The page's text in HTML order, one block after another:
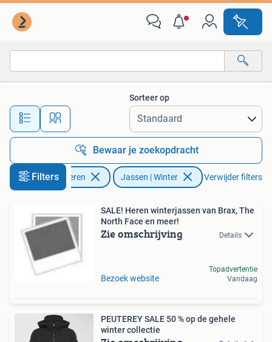
Alle afstanden…
Sorteer op
Bewaar je zoekopdracht
Filters
Kleding | Heren Jassen | Winter Verwijder filters
SALE! Heren winterjassen van Brax, The
North Face en meer!
Zie omschrijving Details
Bezoek website
Topadvertentie
Vandaag
PEUTEREY SALE 50 % op de gehele
winter collectie